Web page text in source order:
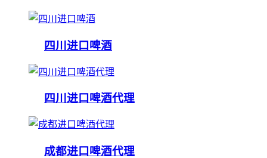
四川进口啤酒
四川进口啤酒代理
成都进口啤酒代理